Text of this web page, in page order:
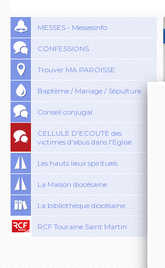
MESSES - Messesinfo
CONFESSIONS
Trouver MA PAROISSE
Baptême / Mariage / Sépulture
Conseil conjugal
CELLULE D'ECOUTE des
victimes d'abus dans l'Eglise
Les hauts lieux spirituels
La Maison diocésaine
La bibliothèque diocésaine
RCF Touraine Saint Martin